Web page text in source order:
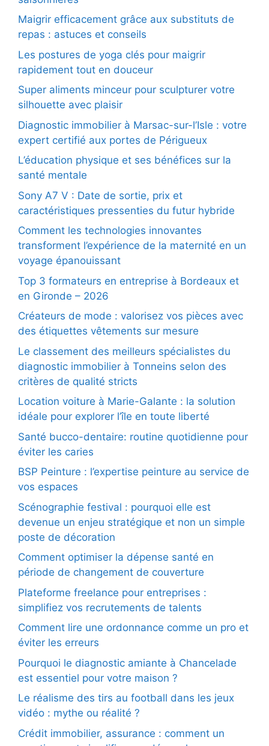
Maigrir efficacement grâce aux substituts de
repas : astuces et conseils
Les postures de yoga clés pour maigrir
rapidement tout en douceur
Super aliments minceur pour sculpturer votre
silhouette avec plaisir
Diagnostic immobilier à Marsac-sur-l’Isle : votre
expert certifié aux portes de Périgueux
L’éducation physique et ses bénéfices sur la
santé mentale
Sony A7 V : Date de sortie, prix et
caractéristiques pressenties du futur hybride
Comment les technologies innovantes
transforment l’expérience de la maternité en un
voyage épanouissant
Top 3 formateurs en entreprise à Bordeaux et
en Gironde – 2026
Créateurs de mode : valorisez vos pièces avec
des étiquettes vêtements sur mesure
Le classement des meilleurs spécialistes du
diagnostic immobilier à Tonneins selon des
critères de qualité stricts
Location voiture à Marie-Galante : la solution
idéale pour explorer l’île en toute liberté
Santé bucco-dentaire: routine quotidienne pour
éviter les caries
BSP Peinture : l’expertise peinture au service de
vos espaces
Scénographie festival : pourquoi elle est
devenue un enjeu stratégique et non un simple
poste de décoration
Comment optimiser la dépense santé en
période de changement de couverture
Plateforme freelance pour entreprises :
simplifiez vos recrutements de talents
Comment lire une ordonnance comme un pro et
éviter les erreurs
Pourquoi le diagnostic amiante à Chancelade
est essentiel pour votre maison ?
Le réalisme des tirs au football dans les jeux
vidéo : mythe ou réalité ?
Crédit immobilier, assurance : comment un